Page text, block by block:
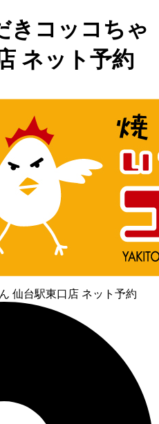
きコッコちゃ
ネット予約
仙台駅東口店 ネット予約